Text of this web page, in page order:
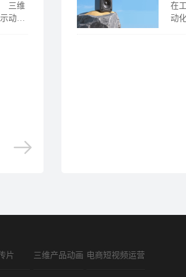
维
动画
在
动
片 三维产品动画 电商短视频运营